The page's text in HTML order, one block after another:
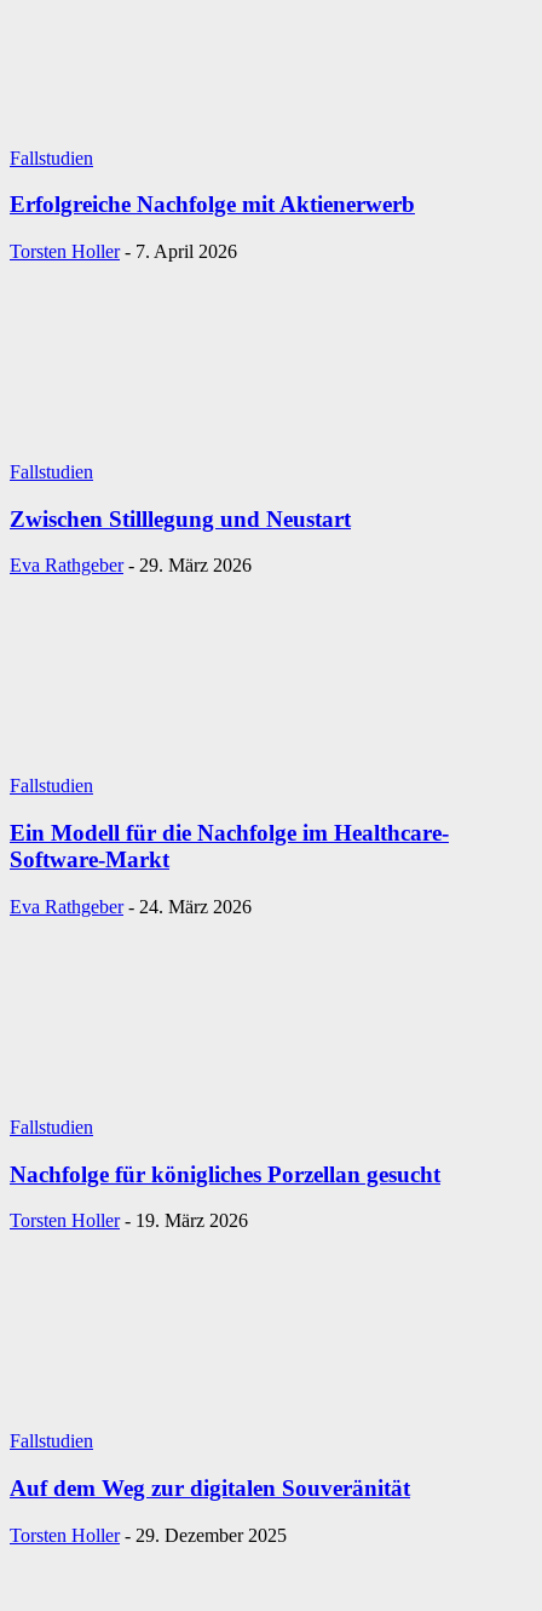
Fallstudien
Erfolgreiche Nachfolge mit Aktienerwerb
Torsten Holler - 7. April 2026
Fallstudien
Zwischen Stilllegung und Neustart
Eva Rathgeber - 29. März 2026
Fallstudien
Ein Modell für die Nachfolge im Healthcare-
Software-Markt
Eva Rathgeber - 24. März 2026
Fallstudien
Nachfolge für königliches Porzellan gesucht
Torsten Holler - 19. März 2026
Fallstudien
Auf dem Weg zur digitalen Souveränität
Torsten Holler - 29. Dezember 2025